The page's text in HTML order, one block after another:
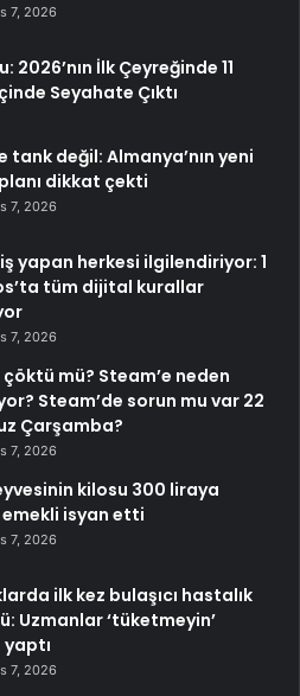
7, 2026
İlk Çeyreğinde 11
Seyahate Çıktı
tank değil: Almanya’nın yeni
dikkat çekti
7, 2026
yapan herkesi ilgilendiriyor: 1
tüm dijital kurallar
7, 2026
mü? Steam’e neden
Steam’de sorun mu var 22
Çarşamba?
7, 2026
kilosu 300 liraya
emekli isyan etti
7, 2026
ilk kez bulaşıcı hastalık
Uzmanlar ‘tüketmeyin’
yaptı
7, 2026